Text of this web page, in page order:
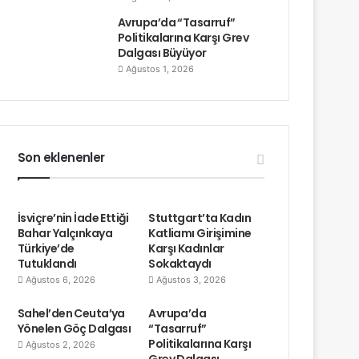
Avrupa’da “Tasarruf”
Politikalarına Karşı Grev
Dalgası Büyüyor
Ağustos 1, 2026
Son eklenenler
İsviçre’nin İade Ettiği
Bahar Yalçınkaya
Türkiye’de
Tutuklandı
Ağustos 6, 2026
Stuttgart’ta Kadın
Katliamı Girişimine
Karşı Kadınlar
Sokaktaydı
Ağustos 3, 2026
Sahel’den Ceuta’ya
Yönelen Göç Dalgası
Ağustos 2, 2026
Avrupa’da
“Tasarruf”
Politikalarına Karşı